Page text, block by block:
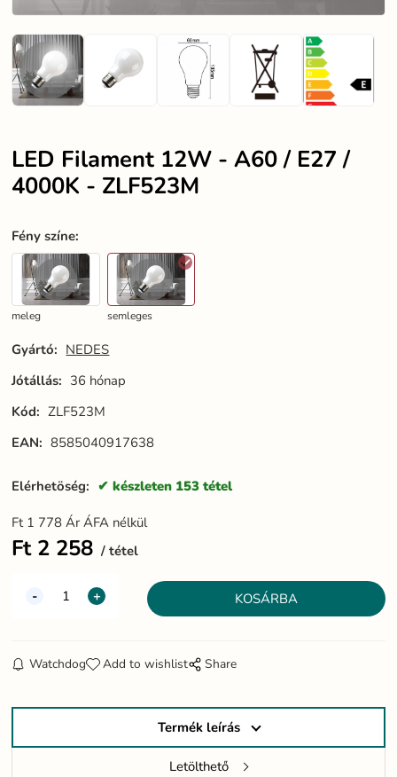
LED Filament 12W - A60 / E27 /
4000K - ZLF523M
Fény színe:
meleg semleges
Gyártó: NEDES
Jótállás: 36 hónap
Kód: ZLF523M
EAN: 8585040917638
Elérhetöség: készleten 153 tétel
Ft 1 778 Ár ÁFA nélkül
Ft 2 258 tétel
Watchdog Add to wishlist Share
Termék leírás
Letölthető